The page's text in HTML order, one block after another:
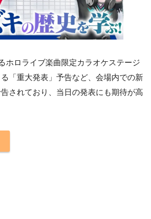
ホロライブ楽曲限定カラオケステージ
「重大発表」予告など、会場内での新
されており、当日の発表にも期待が高